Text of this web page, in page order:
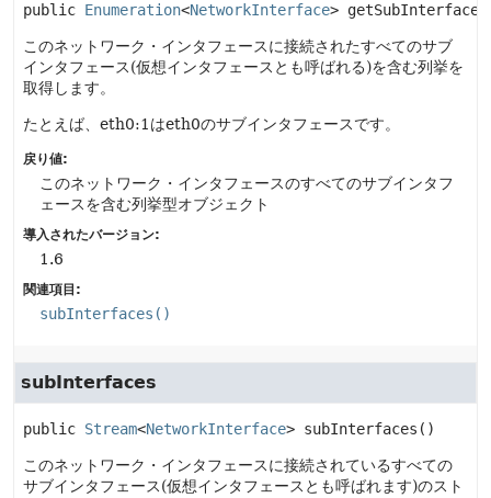
public Enumeration<NetworkInterface> getSubInterfaces
このネットワーク・インタフェースに接続されたすべてのサブ
インタフェース(仮想インタフェースとも呼ばれる)を含む列挙を
取得します。
たとえば、eth0:1はeth0のサブインタフェースです。
戻り値:
このネットワーク・インタフェースのすべてのサブインタフ
ェースを含む列挙型オブジェクト
導入されたバージョン:
1.6
関連項目:
subInterfaces()
subInterfaces
public Stream<NetworkInterface> subInterfaces ()
このネットワーク・インタフェースに接続されているすべての
サブインタフェース(仮想インタフェースとも呼ばれます)のスト